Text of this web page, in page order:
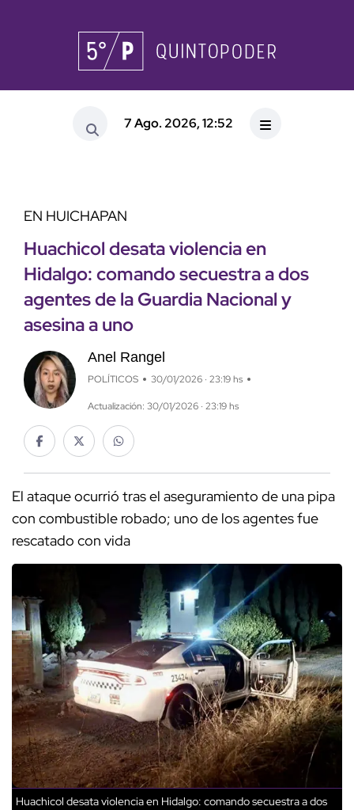
7 Ago. 2026, 12:52
EN HUICHAPAN
Huachicol desata violencia en
Hidalgo: comando secuestra a dos
agentes de la Guardia Nacional y
asesina a uno
Anel Rangel
POLÍTICOS 30/01/2026 · 23:19 hs
Actualización: 30/01/2026 · 23:19 hs
El ataque ocurrió tras el aseguramiento de una pipa
con combustible robado; uno de los agentes fue
rescatado con vida
Huachicol desata violencia en Hidalgo: comando secuestra a dos